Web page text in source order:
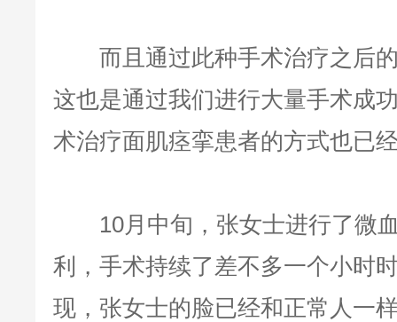
而且通过此种手术治疗之后的
这也是通过我们进行大量手术成
术治疗面肌痉挛患者的方式也已
10月中旬，张女士进行了微血
利，手术持续了差不多一个小时
现，张女士的脸已经和正常人一